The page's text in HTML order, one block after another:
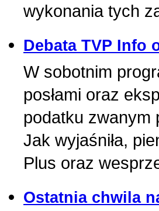
wykonania tych
Debata TVP Info
W sobotnim
posłami oraz
podatku zwanym
Jak wyjaśniła,
Plus oraz
Ostatnia chwila